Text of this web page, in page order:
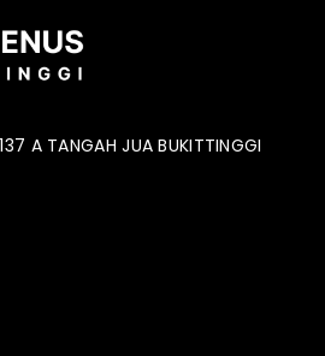
A TANGAH JUA BUKITTINGGI